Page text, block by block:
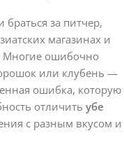
за питчер,
магазинах и
Многие ошибочно
или клубень —
ошибка, которую
отличить убе
с разным вкусом и